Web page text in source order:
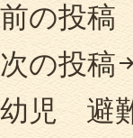
前の投稿
次の投稿
幼児 避